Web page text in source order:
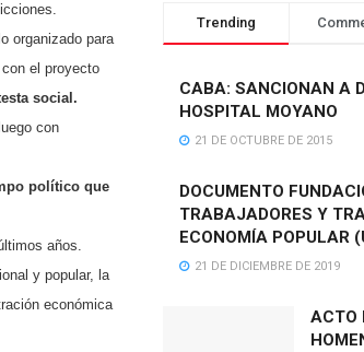
organizado para
el proyecto
social.
con
político que
años.
y popular, la
económica
Trending
CABA: SANCIONAN A
HOSPITAL MOYANO
21 DE OCTUBRE DE 2015
DOCUMENTO
TRABAJADORES Y
ECONOMÍA POPULAR
21 DE DICIEMBRE DE 2019
ACTO